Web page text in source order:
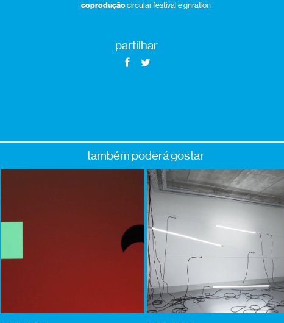
coproduçãocircular festival e gnration
partilhar
também poderá gostar